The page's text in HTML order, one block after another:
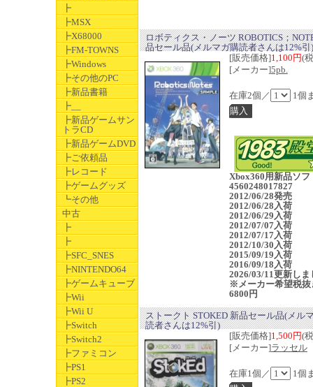
┣
┣MSX
┣X68000
┣FM-TOWNS
┣Windows
┣その他のPC
┣新品書籍
┣__
┣新品ゲームサン
トラCD
┣新品ゲームDVD
┣ご依頼品
┣レコード
┣ゲームグッズ
┗その他
中古
┣
┣
┣SFC_SNES
┣NINTENDO64
┣ゲームキューブ
┣Wii
┣Wii U
┣Switch
┣Switch2
┣ファミコン
┣PS1
┣PS2
ロボティクス・ノーツ ROBOTICS；
品セール品(メルマガ購読者さんは12%引)
[販売価格]1,100円(
[メーカー]5pb.
在庫2個／ 1個
Xbox360用新品ソ
4560248017827
2012/06/28発売
2012/06/28入荷
2012/06/29入荷
2012/07/07入荷
2012/07/17入荷
2012/10/30入荷
2015/09/19入荷
2016/09/18入荷
2026/03/11更新しま
※メーカー希望税抜
6800円
ストークト STOKED 新品セール品(メル
読者さんは12%引)
[販売価格]1,500円(
[メーカー]ラッセル
在庫1個／ 1個